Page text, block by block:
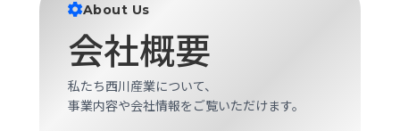
About Us
会社概要
私たち西川産業について、
事業内容や会社情報をご覧いただけます。